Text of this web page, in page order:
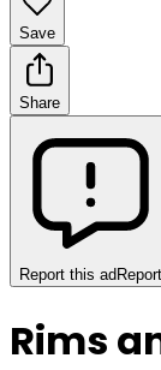
Save
Share
Report this ad Report
Rims